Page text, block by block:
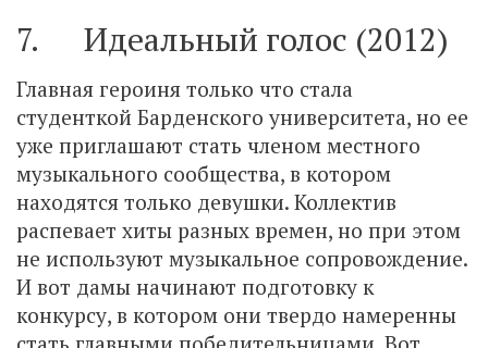
7. Идеальный голос (2012)
Главная героиня только что стала
студенткой Барденского университета, но ее
уже приглашают стать членом местного
музыкального сообщества, в котором
находятся только девушки. Коллектив
распевает хиты разных времен, но при этом
не используют музыкальное сопровождение.
И вот дамы начинают подготовку к
конкурсу, в котором они твердо намеренны